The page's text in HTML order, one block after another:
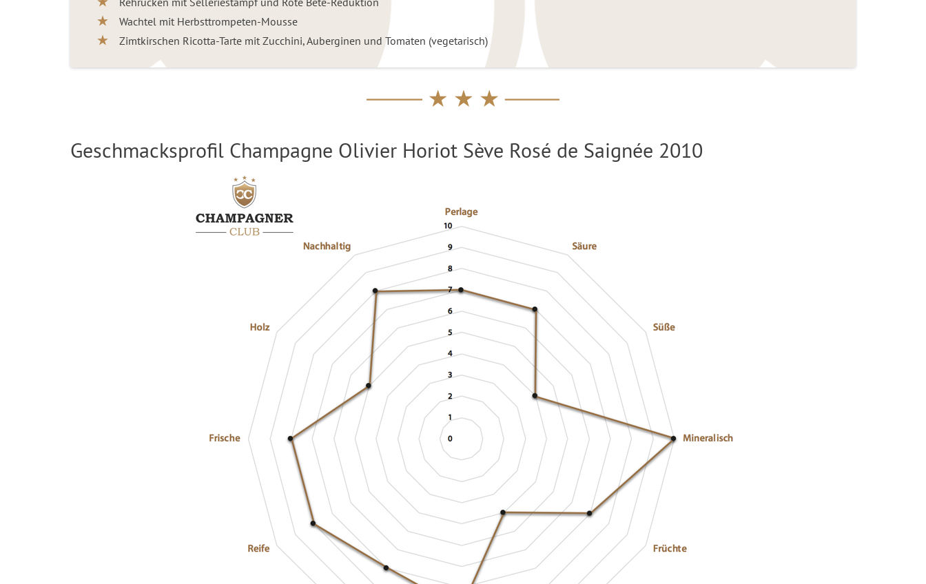
Wachtel mit Herbsttrompeten-Mousse
Zimtkirschen Ricotta-Tarte mit Zucchini, Auberginen und Tomaten (vegetarisch)
Geschmacksprofil Champagne Olivier Horiot Sève Rosé de Saignée 2010